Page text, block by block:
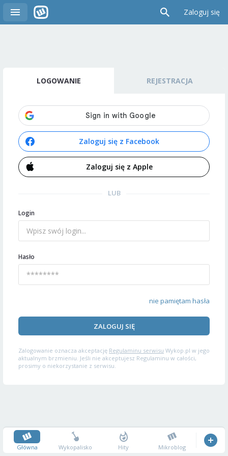
Zaloguj się
LOGOWANIE REJESTRACJA
Zaloguj się z Facebook
Zaloguj się z Apple
LUB
Login
Hasło
nie pamiętam hasła
ZALOGUJ SIĘ
Zalogowanie oznacza akceptację Regulaminu serwisu Wykop.pl w jego
aktualnym brzmieniu. Jeśli nie akceptujesz Regulaminu w całości,
prosimy o niekorzystanie z serwisu.
Główna Wykopalisko Hity Mikroblog